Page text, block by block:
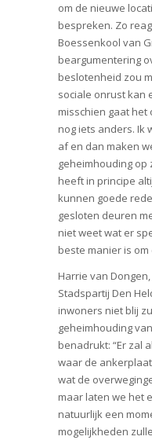
om de nieuwe
bespreken. Zo
Boessenkool van
beargumentering
beslotenheid zou
sociale onrust kan
misschien gaat
nog iets anders. Ik
af en dan maken
geheimhouding op
heeft in principe
kunnen goede
gesloten deuren
niet weet wat er
beste manier is
Harrie van
Stadspartij Den
inwoners niet blij
geheimhouding
benadrukt: “Er zal
waar de
wat de
maar laten we het
natuurlijk een
mogelijkheden